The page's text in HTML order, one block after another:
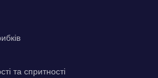
та спритності